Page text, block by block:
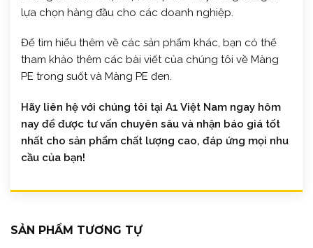
lựa chọn hàng đầu cho các doanh nghiệp.
Để tìm hiểu thêm về các sản phẩm khác, bạn có thể
tham khảo thêm các bài viết của chúng tôi về Màng
PE trong suốt và Màng PE đen.
Hãy liên hệ với chúng tôi tại A1 Việt Nam ngay hôm
nay để được tư vấn chuyên sâu và nhận báo giá tốt
nhất cho sản phẩm chất lượng cao, đáp ứng mọi nhu
cầu của bạn!
SẢN PHẨM TƯƠNG TỰ